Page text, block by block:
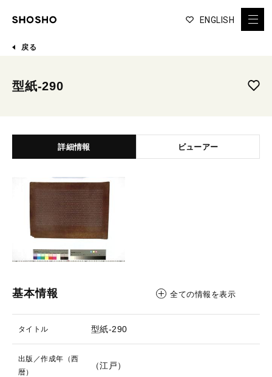
ENGLISH
戻る
型紙-290
詳細情報 ビューアー
基本情報 全ての情報を表示
タイトル 型紙-290
出版／作成年（西
暦）
（江戸）